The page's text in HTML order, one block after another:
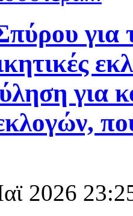
για
για
2026